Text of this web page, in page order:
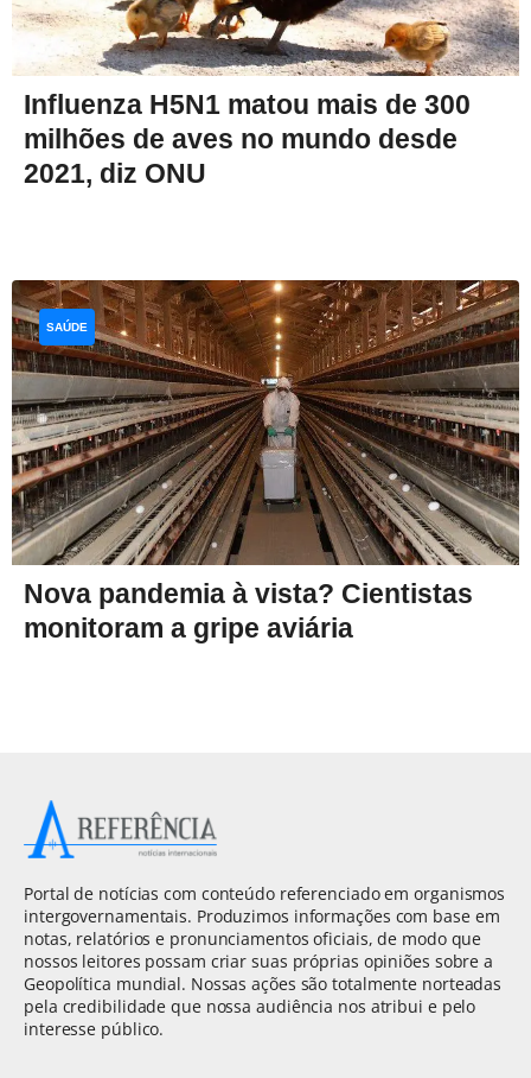
Influenza H5N1 matou mais de 300
milhões de aves no mundo desde
2021, diz ONU
Nova pandemia à vista? Cientistas
monitoram a gripe aviária
SAÚDE
Portal de notícias com conteúdo referenciado em organismos
intergovernamentais. Produzimos informações com base em
notas, relatórios e pronunciamentos oficiais, de modo que
nossos leitores possam criar suas próprias opiniões sobre a
Geopolítica mundial. Nossas ações são totalmente norteadas
pela credibilidade que nossa audiência nos atribui e pelo
interesse público.